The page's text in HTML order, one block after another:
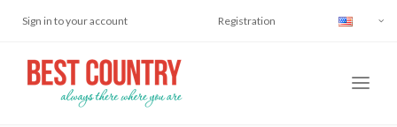
Sign in to your account Registration